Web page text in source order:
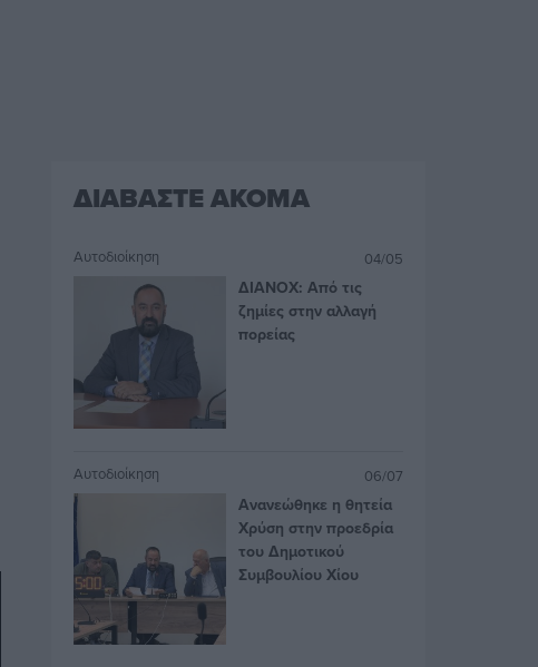
ΔΙΑΒΑΣΤΕ ΑΚΟΜΑ
Αυτοδιοίκηση 04/05
ΔΙΑΝΟΧ: Από τις
ζημίες στην αλλαγή
πορείας
Αυτοδιοίκηση 06/07
Ανανεώθηκε η θητεία
Χρύση στην προεδρία
του Δημοτικού
Συμβουλίου Χίου